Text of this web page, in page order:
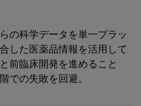
の科学データを単一プラッ
した医薬品情報を活用して
前臨床開発を進めること
での失敗を回避。